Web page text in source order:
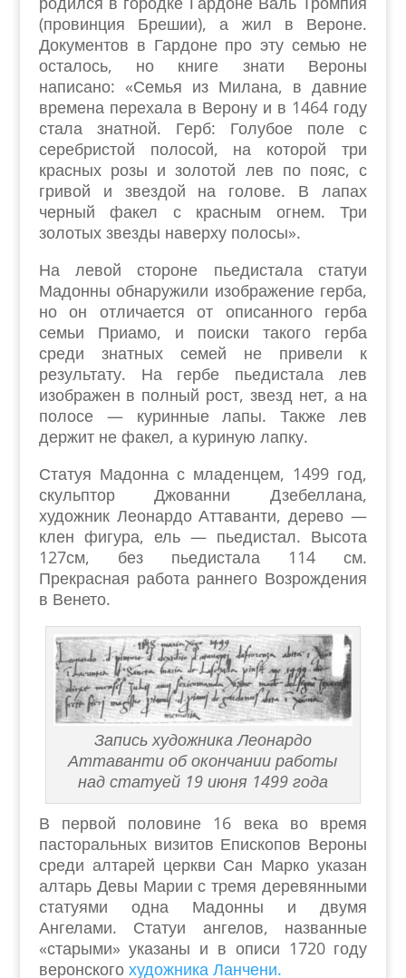
(провинция Брешии), а жил в Вероне.
Документов в Гардоне про эту семью не
осталось, но книге знати Вероны
написано: «Семья из Милана, в давние
времена перехала в Верону и в 1464 году
стала знатной. Герб: Голубое поле с
серебристой полосой, на которой три
красных розы и золотой лев по пояс, с
гривой и звездой на голове. В лапах
черный факел с красным огнем. Три
золотых звезды наверху полосы».
На левой стороне пьедистала статуи
Мадонны обнаружили изображение герба,
но он отличается от описанного герба
семьи Приамо, и поиски такого герба
среди знатных семей не привели к
результату. На гербе пьедистала лев
изображен в полный рост, звезд нет, а на
полосе — куринные лапы. Также лев
держит не факел, а куриную лапку.
Статуя Мадонна с младенцем, 1499 год,
скульптор Джованни Дзебеллана,
художник Леонардо Аттаванти, дерево —
клен фигура, ель — пьедистал. Высота
127см, без пьедистала 114 см.
Прекрасная работа раннего Возрождения
в Венето.
Запись художника Леонардо
Аттаванти об окончании работы
над статуей 19 июня 1499 года
В первой половине 16 века во время
пасторальных визитов Епископов Вероны
среди алтарей церкви Сан Марко указан
алтарь Девы Марии с тремя деревянными
статуями одна Мадонны и двумя
Ангелами. Статуи ангелов, названные
«старыми» указаны и в описи 1720 году
веронскогохудожника Ланчени.